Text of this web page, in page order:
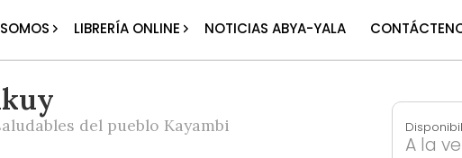
LIBRERÍA ONLINE NOTICIAS ABYA-YALA
del pueblo Kayambi
A la